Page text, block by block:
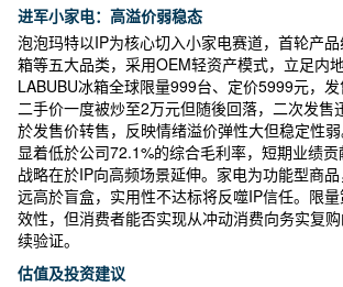
进军小家电：高溢价弱稳态
泡泡玛特以IP为核心切入小家电赛道，首轮产
箱等五大品类，采用OEM轻资产模式，立足内
LABUBU冰箱全球限量999台、定价5999元，发
二手价一度被炒至2万元但随後回落，二次发售
於发售价转售，反映情绪溢价弹性大但稳定性
显着低於公司72.1%的综合毛利率，短期业绩
战略在於IP向高频场景延伸。家电为功能型商
远高於盲盒，实用性不达标将反噬IP信任。限
效性，但消费者能否实现从冲动消费向务实复
续验证。
估值及投资建议